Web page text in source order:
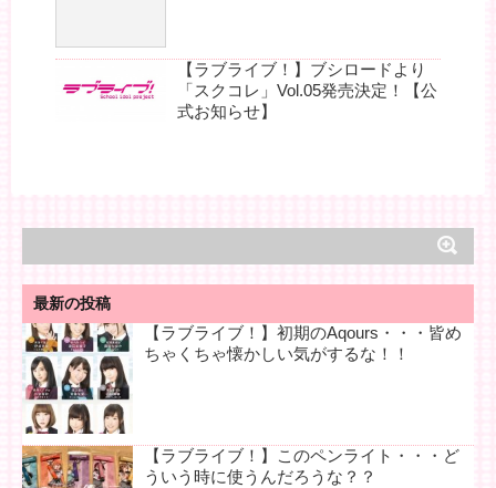
【ラブライブ！】ブシロードより
「スクコレ」Vol.05発売決定！【公
式お知らせ】
最新の投稿
【ラブライブ！】初期のAqours・・・皆め
ちゃくちゃ懐かしい気がするな！！
【ラブライブ！】このペンライト・・・ど
ういう時に使うんだろうな？？